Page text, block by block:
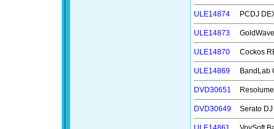
ULE14874 PCDJ
ULE14873
ULE14870 Cockos
ULE14869 BandLab
DVD30651
DVD30649 Serato